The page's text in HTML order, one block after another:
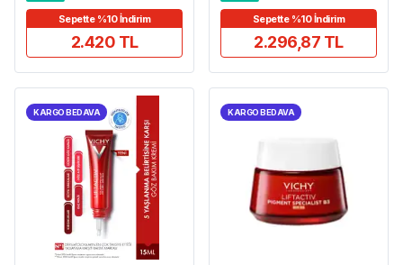
Sepette %10 İndirim
2.420 TL
Sepette %10 İndirim
2.296,87 TL
KARGO BEDAVA KARGO BEDAVA